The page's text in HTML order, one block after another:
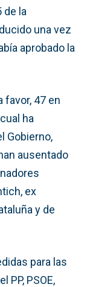
de la
una vez
aprobado la
favor, 47 en
ha
Gobierno,
ausentado
ex
y de
para las
PP, PSOE,